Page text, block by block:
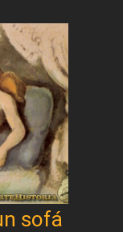
sofá